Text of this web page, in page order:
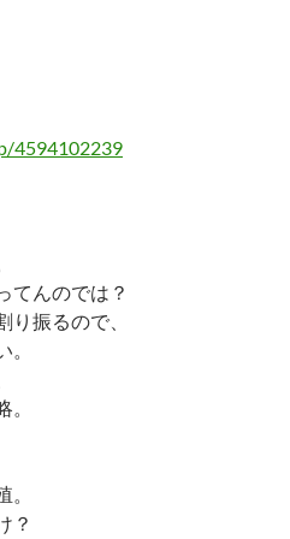
4594102239
てんのでは？
振るので、
？